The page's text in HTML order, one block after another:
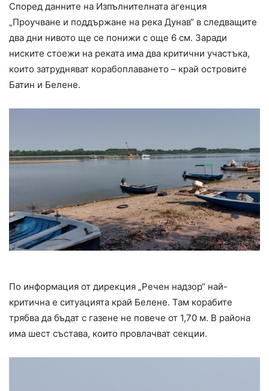
Според данните на Изпълнителната агенция
„Проучване и поддържане на река Дунав“ в следващите
два дни нивото ще се понижи с още 6 см. Заради
ниските стоежи на реката има два критични участъка,
които затрудняват корабоплаването – край островите
Батин и Белене.
По информация от дирекция „Речен надзор“ най-
критична е ситуацията край Белене. Там корабите
трябва да бъдат с газене не повече от 1,70 м. В района
има шест състава, които провлачват секции.